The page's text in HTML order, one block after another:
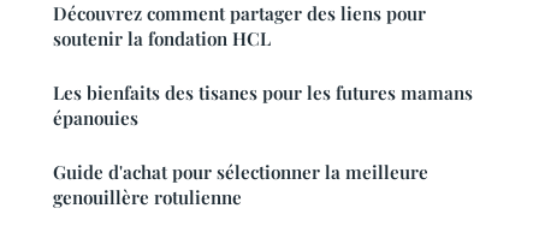
Découvrez comment partager des liens pour
soutenir la fondation HCL
Les bienfaits des tisanes pour les futures mamans
épanouies
Guide d'achat pour sélectionner la meilleure
genouillère rotulienne